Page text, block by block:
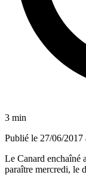
3 min
Publié le 27/06/2017
Le Canard enchaîné
paraître mercredi, le